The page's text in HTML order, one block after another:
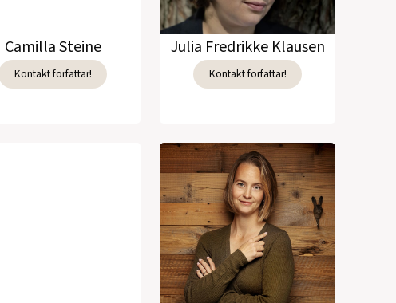
Camilla Steine
Kontakt forfattar!
Julia Fredrikke Klausen
Kontakt forfattar!